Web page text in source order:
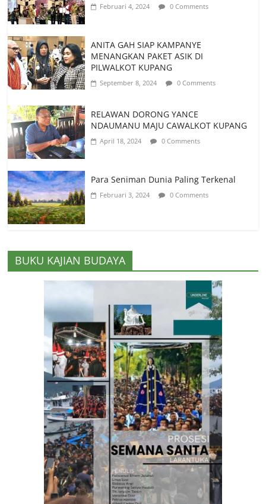
Februari 4, 2024 0 Comments
ANITA GAH SIAP KAMPANYE
MENANGKAN PAKET ASIK DI
PILWALKOT KUPANG
September 8, 2024 0 Comments
RELAWAN DORONG YANCE
NDAUMANU MAJU CAWALKOT KUPANG
April 18, 2024 0 Comments
Para Seniman Dunia Paling Terkenal
Februari 3, 2024 0 Comments
BUKU KAJIAN BUDAYA